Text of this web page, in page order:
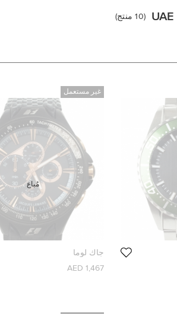
(
10 منتج)
غير مستعمل
جاك لوما
1,467 AED
مُباع